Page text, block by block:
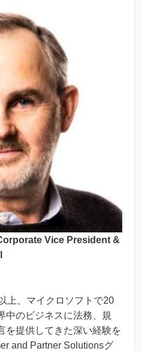
Vice President &
上、マイクロソフトで20
中のビジネスに法務、規
を提供してきた深い経験を
and Partner Solutionsグ